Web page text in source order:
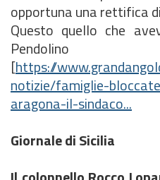
opportuna una rettifica
Questo quello che
Pendolino
[https://
notizie/famiglie-
aragona-il-sindaco...
Giornale di Sicilia